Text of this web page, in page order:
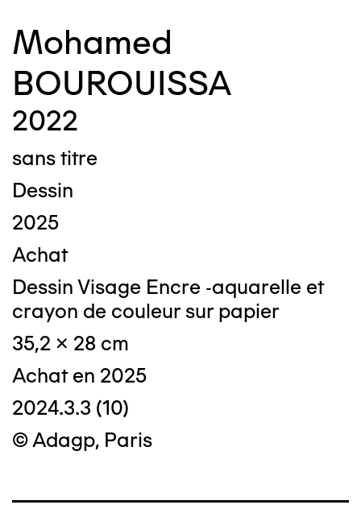
Mohamed
BOUROUISSA
2022
sans titre
Dessin
2025
Achat
Dessin Visage Encre -aquarelle et
crayon de couleur sur papier
35,2 x 28 cm
Achat en 2025
2024.3.3 (10)
© Adagp, Paris